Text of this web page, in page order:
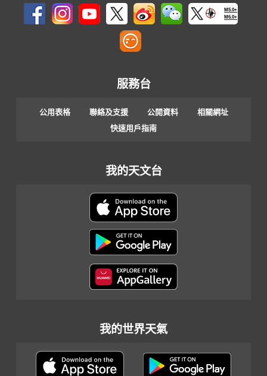
M5.0+
M6.0+
服務台
公用表格 聯絡及支援 公開資料
相關網址
快速用戶指南
我的天文台
我的世界天氣